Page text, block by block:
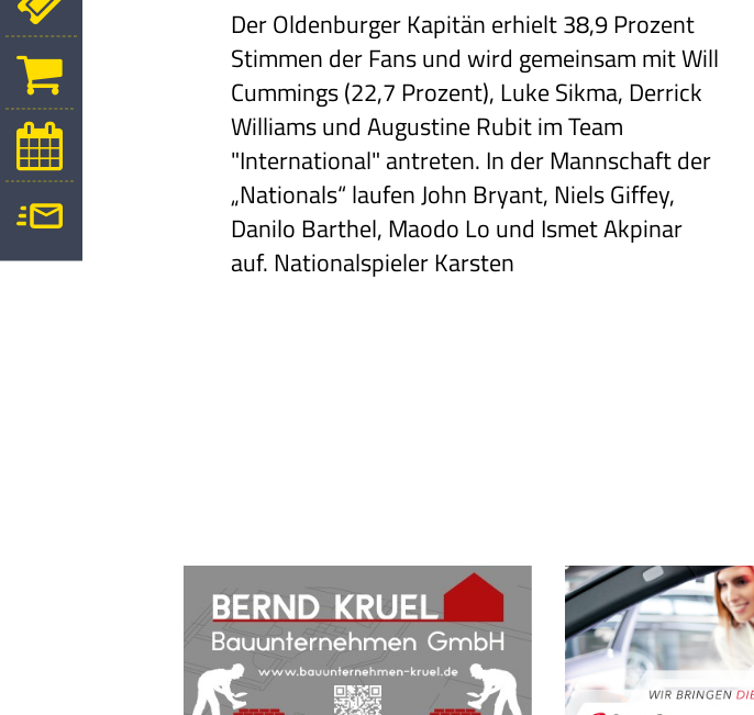
Der Oldenburger Kapitän erhielt 38,9Prozent
Stimmen der Fans und wird gemeinsam mit Will
Cummings (22,7 Prozent), Luke Sikma, Derrick
Williamsund Augustine Rubit im Team
"International" antreten. In der Mannschaft der
„Nationals“ laufen John Bryant, Niels Giffey,
Danilo Barthel, Maodo Lo und IsmetAkpinar
auf. Nationalspieler Karsten